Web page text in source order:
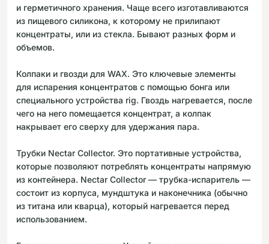
и герметичного хранения. Чаще всего изготавливаются
из пищевого силикона, к которому не прилипают
концентраты, или из стекла. Бывают разных форм и
объемов.
Колпаки и гвозди для WAX. Это ключевые элементы
для испарения концентратов с помощью бонга или
специального устройства rig. Гвоздь нагревается, после
чего на него помещается концентрат, а колпак
накрывает его сверху для удержания пара.
Трубки Nectar Collector. Это портативные устройства,
которые позволяют потреблять концентраты напрямую
из контейнера. Nectar Collector — трубка-испаритель —
состоит из корпуса, мундштука и наконечника (обычно
из титана или кварца), который нагревается перед
использованием.